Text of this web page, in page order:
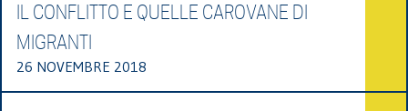
IL CONFLITTO E QUELLE CAROVANE DI
MIGRANTI
26 NOVEMBRE 2018